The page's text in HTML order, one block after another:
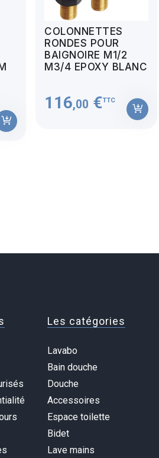
COLONNETTES
RONDES POUR
BAIGNOIRE M1/2
M3/4 EPOXY BLANC
116,00 €TTC
Les catégories
Lavabo
Bain douche
Douche
Accessoires
Espace toilette
Bidet
Lave mains